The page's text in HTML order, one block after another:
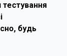
тестування
будь